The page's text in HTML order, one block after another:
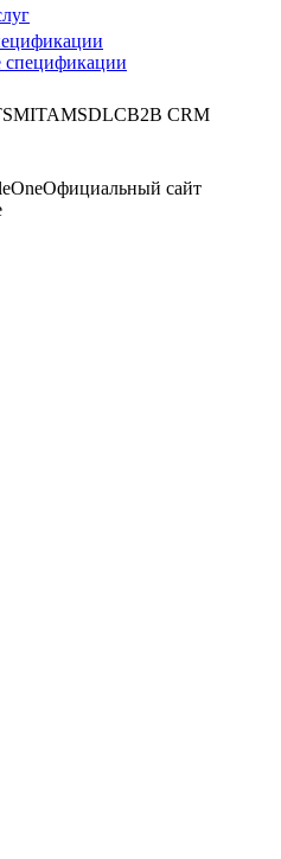
спецификации
ITAMSDLCB2B CRM
Официальный сайт